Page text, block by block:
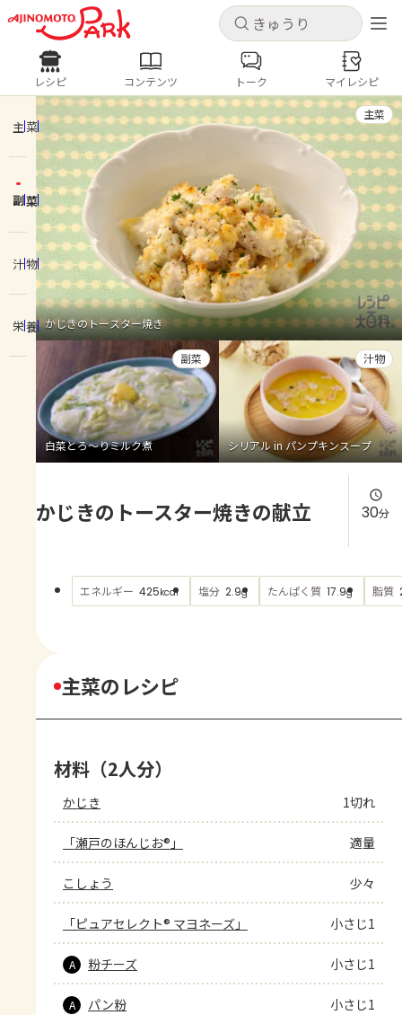
キャンセル
ログインするとレシピを保存できます
ログイン 新規登録
ホーム
コンテンツ
レシピ
トーク
よくあるお問い合わせ
お買い物
AJINOMOTO PARK とは
キャンセル
レシピ コンテンツ
人気の食材・レシピ
きゅうり なす トマト
とうもろこし
ピーマン
みょうが ゴーヤ
レシピ コンテンツ トーク マイレシピ
主菜
副菜
汁物
栄養 かじきのトースター焼き
主菜
白菜とろ～りミルク煮
副菜
シリアル in パンプキンスープ
汁物
かじきのトースター焼きの献立 30分
エネルギー 425kcal 塩分 2.9g たんぱく質 17.9g 脂質
主菜のレシピ
材料（2人分）
かじき 1切れ
「瀬戸のほんじお®」 適量
こしょう 少々
「ピュアセレクト® マヨネーズ」 小さじ1
A 粉チーズ 小さじ1
A パン粉 小さじ1